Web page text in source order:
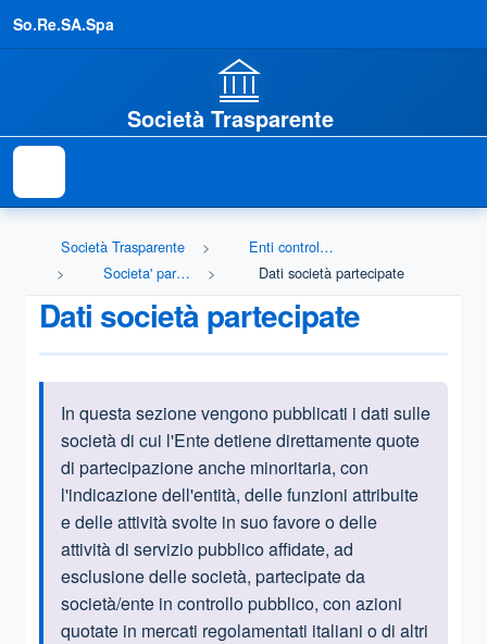
So.Re.SA.Spa
Società Trasparente
Società Trasparente
Enti controllati
Societa' partecipate
Dati società partecipate
Dati società partecipate
Informazioni introduttive
In questa sezione vengono pubblicati i dati sulle
società di cui l'Ente detiene direttamente quote
di partecipazione anche minoritaria, con
l'indicazione dell'entità, delle funzioni attribuite
e delle attività svolte in suo favore o delle
attività di servizio pubblico affidate, ad
esclusione delle società, partecipate da
società/ente in controllo pubblico, con azioni
quotate in mercati regolamentati italiani o di altri